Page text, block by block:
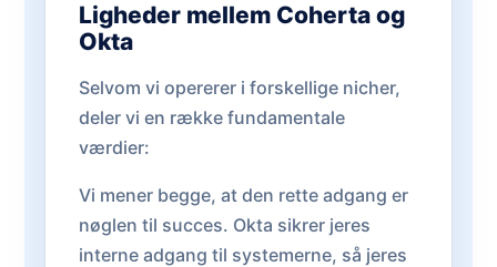
Ligheder mellem Coherta og
Okta
Selvom vi opererer i forskellige nicher,
deler vi en række fundamentale
værdier:
Vi mener begge, at den rette adgang er
nøglen til succes. Okta sikrer jeres
interne adgang til systemerne, så jeres